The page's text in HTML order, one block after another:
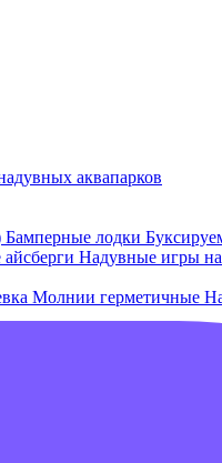
аквапарков
Бамперные лодки
Надувные игры
Молнии герметичные